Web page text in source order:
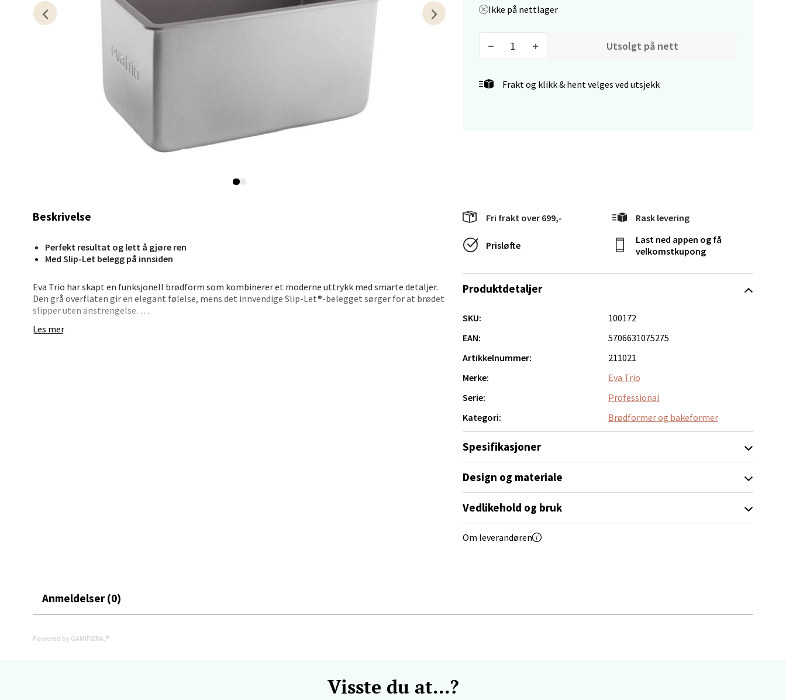
Ikke på nettlager
Utsolgt på nett
Frakt og klikk & hent velges ved utsjekk
Beskrivelse
Perfekt resultat og lett å gjøre ren
Med Slip-Let belegg på innsiden
Eva Trio har skapt en funksjonell brødform som kombinerer et moderne uttrykk med smarte detaljer.
Den grå overflaten gir en elegant følelse, mens det innvendige Slip-Let®-belegget sørger for at brødet
slipper uten anstrengelse.
De avrundede hjørnene forenkler både uttak og rengjøring, noe som gjør formen til et praktisk verktøy
Les mer
Fri frakt over 699,- Rask levering
Prisløfte
Last ned appen og få
velkomstkupong
Produktdetaljer
SKU:
100172
EAN:
5706631075275
Artikkelnummer:
211021
Merke:
Eva Trio
Serie:
Professional
Kategori:
Brødformer og bakeformer
Spesifikasjoner
Design og materiale
Vedlikehold og bruk
Om leverandøren
Anmeldelser (0)
Powered by GAMIFIERA.®
Visste du at...?
Bergen - Horisont
Sandefjord - Hvaltorvet
0 i butikk
Velg
Gamle Stokkavei 1, 4313 Sandnes